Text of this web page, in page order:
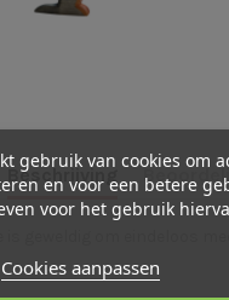
Beschrijving
om eindeloos
gebruik van cookies om
en voor een betere
voor het gebruik
Cookies aanpassen